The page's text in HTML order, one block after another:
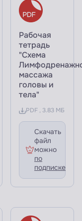
Рабочая
тетрадь
"Схема
массажа
головы и
тела"
PDF , 3.83 МБ
Скачать
файл
можно
по
подписке